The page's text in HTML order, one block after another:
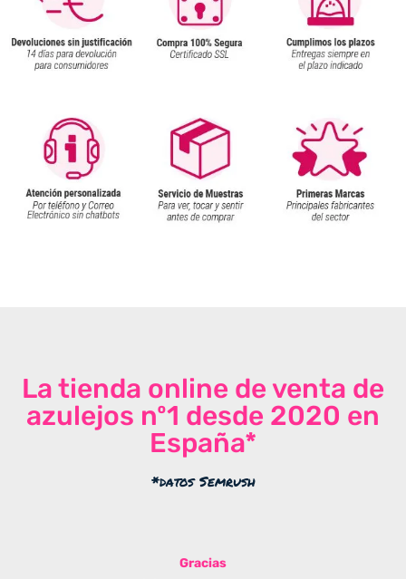
La tienda online de venta de
azulejos nº1 desde 2020 en
España*
*datos Semrush
Gracias